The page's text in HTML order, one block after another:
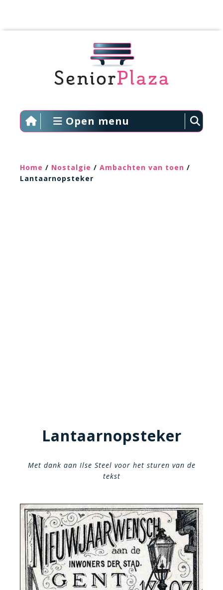
Open menu
Home / Nostalgie / Ambachten van toen /
Lantaarnopsteker
Lantaarnopsteker
Met dank aan Ilse Steel voor het sturen van de
tekst